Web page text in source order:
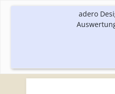
adero